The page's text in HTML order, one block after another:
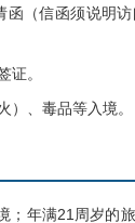
信函须说明
。
、毒品等入境。
年满21周岁的